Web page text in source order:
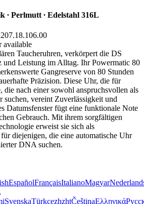
∙ Perlmutt ∙ Edelstahl 316L
available
Taucheruhren, verkörpert die DS
und Leistung im Alltag. Ihr Powermatic 80
Gangreserve von 80 Stunden
Präzision. Diese Uhr, die für
die nach einer sowohl anspruchsvollen als
suchen, vereint Zuverlässigkeit und
Datumsfenster fügt eine funktionale Note
Gebrauch. Mit ihrem sorgfältigen
erweist sie sich als
diejenigen, die eine automatische Uhr
DNA suchen.
EspañolFrançaisItalianoMagyar
SvenskaTürkçezhzhtČeštinaΕλληνικά